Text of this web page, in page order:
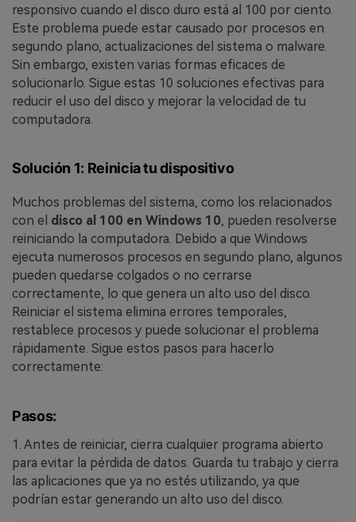
responsivo cuando el disco duro está al 100 por ciento.
Este problema puede estar causado por procesos en
segundo plano, actualizaciones del sistema o malware.
Sin embargo, existen varias formas eficaces de
solucionarlo. Sigue estas 10 soluciones efectivas para
reducir el uso del disco y mejorar la velocidad de tu
computadora.
Solución 1: Reinicia tu dispositivo
Muchos problemas del sistema, como los relacionados
con el disco al 100 en Windows 10, pueden resolverse
reiniciando la computadora. Debido a que Windows
ejecuta numerosos procesos en segundo plano, algunos
pueden quedarse colgados o no cerrarse
correctamente, lo que genera un alto uso del disco.
Reiniciar el sistema elimina errores temporales,
restablece procesos y puede solucionar el problema
rápidamente. Sigue estos pasos para hacerlo
correctamente:
Pasos:
1. Antes de reiniciar, cierra cualquier programa abierto
para evitar la pérdida de datos. Guarda tu trabajo y cierra
las aplicaciones que ya no estés utilizando, ya que
podrían estar generando un alto uso del disco.